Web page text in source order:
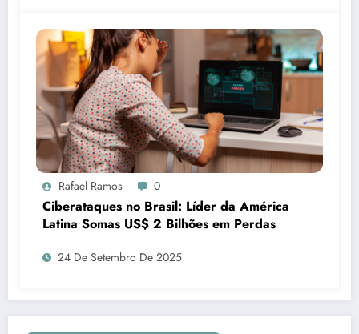
Rafael Ramos 0
Ciberataques no Brasil: Líder da América
Latina Somas US$ 2 Bilhões em Perdas
24 De Setembro De 2025